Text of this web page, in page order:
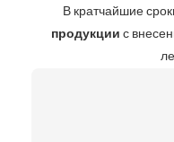
В кратчайшие
продукциис